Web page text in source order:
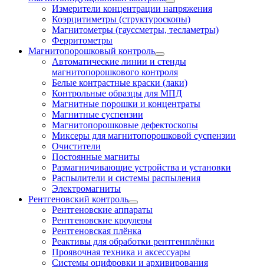
Измерители концентрации напряжения
Коэрцитиметры (структуроскопы)
Магнитометры (гауссметры, тесламетры)
Ферритометры
Магнитопорошковый контроль
Автоматические линии и стенды
магнитопорошкового контроля
Белые контрастные краски (лаки)
Контрольные образцы для МПД
Магнитные порошки и концентраты
Магнитные суспензии
Магнитопорошковые дефектоскопы
Миксеры для магнитопорошковой суспензии
Очистители
Постоянные магниты
Размагничивающие устройства и установки
Распылители и системы распыления
Электромагниты
Рентгеновский контроль
Рентгеновские аппараты
Рентгеновские кроулеры
Рентгеновская плёнка
Реактивы для обработки рентгенплёнки
Проявочная техника и аксессуары
Системы оцифровки и архивирования